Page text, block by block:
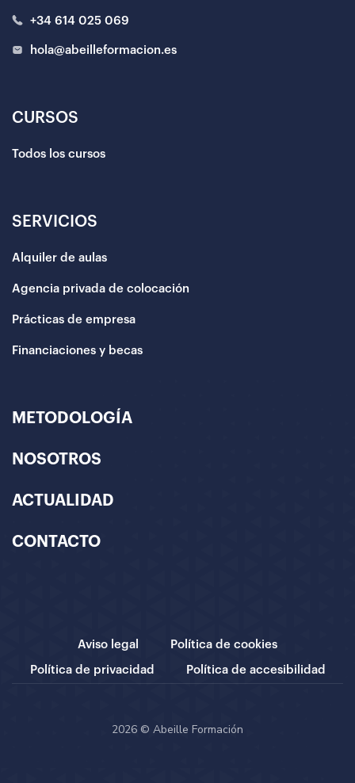
+34 614 025 069
hola@abeilleformacion.es
CURSOS
Todos los cursos
SERVICIOS
Alquiler de aulas
Agencia privada de colocación
Prácticas de empresa
Financiaciones y becas
METODOLOGÍA
NOSOTROS
ACTUALIDAD
CONTACTO
Aviso legal Política de cookies
Política de privacidad Política de accesibilidad
2026 © Abeille Formación